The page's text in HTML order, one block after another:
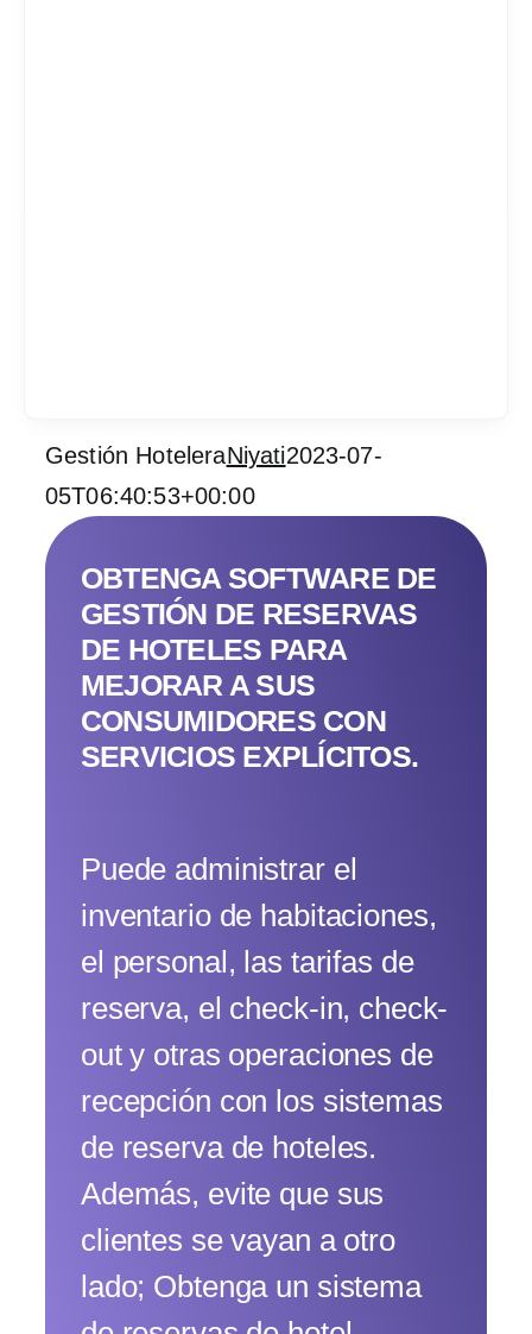
Services
Contratar
RFP
Gestión HoteleraNiyati2023-07-
05T06:40:53+00:00
OBTENGA SOFTWARE DE
GESTIÓN DE RESERVAS
DE HOTELES PARA
MEJORAR A SUS
CONSUMIDORES CON
SERVICIOS EXPLÍCITOS.
Puede administrar el
inventario de habitaciones,
el personal, las tarifas de
reserva, el check-in, check-
out y otras operaciones de
recepción con los sistemas
de reserva de hoteles.
Además, evite que sus
clientes se vayan a otro
lado; Obtenga un sistema